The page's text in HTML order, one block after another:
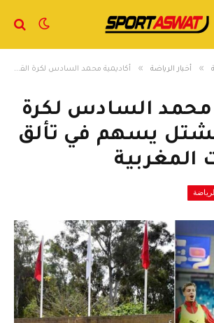
» أخبار الرياضة » أكاديمية محمد السادس لكرة القدم.. مشتل يسهم في تألق المنتخبات المغربية
محمد السادس لكرة
يسهم في تألق
المغربية